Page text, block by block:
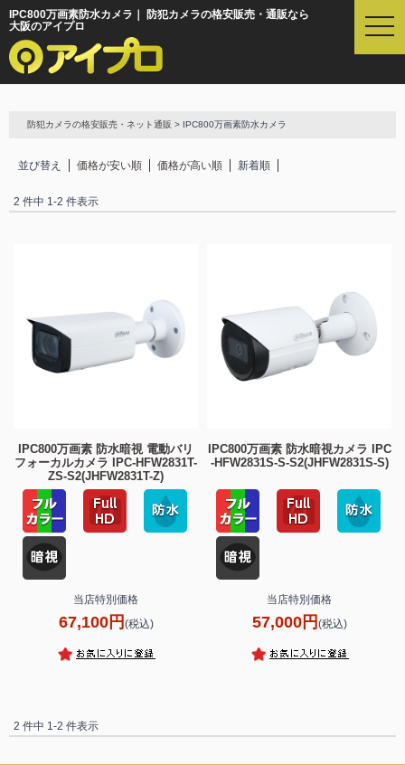
IPC800万画素防水カメラ｜ 防犯カメラの格安販売・通販なら
大阪のアイプロ
t
防犯カメラの格安販売・ネット通販 > IPC800万画素防水カメラ
並び替え 価格が安い順 価格が高い順 新着順
2 件中 1-2 件表示
IPC800万画素 防水暗視 電動バリ
フォーカルカメラ IPC-HFW2831T-
ZS-S2(JHFW2831T-Z)
当店特別価格
67,100円 (税込)
IPC800万画素 防水暗視カメラ IPC
-HFW2831S-S-S2(JHFW2831S-S)
当店特別価格
57,000円 (税込)
2 件中 1-2 件表示